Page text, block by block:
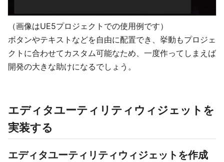
（画像はUE5プロジェクトでの使用例です）
ボタンやテキストなどを自由に配置でき、挙動もプロジェ
クトに合わせてカスタム可能なため、一度作ってしまえば
開発の大きな助けになるでしょう。
エディタユーティリティウィジェットを
実装する
エディタユーティリティウィジェットを作成